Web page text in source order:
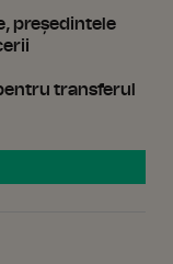
președintele
transferul